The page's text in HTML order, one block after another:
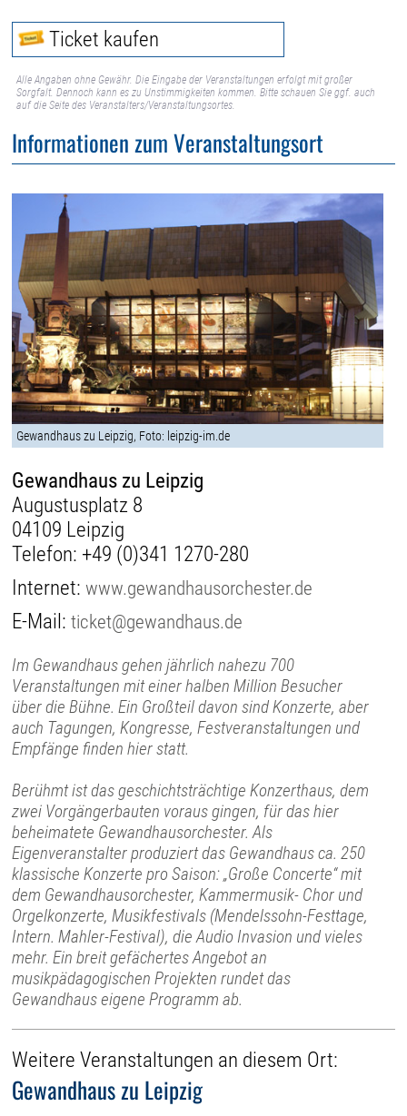
Ticket kaufen
Alle Angaben ohne Gewähr. Die Eingabe der Veranstaltungen erfolgt mit großer
Sorgfalt. Dennoch kann es zu Unstimmigkeiten kommen. Bitte schauen Sie ggf. auch
auf die Seite des Veranstalters/Veranstaltungsortes.
Informationen zum Veranstaltungsort
Gewandhaus zu Leipzig, Foto: leipzig-im.de
Gewandhaus zu Leipzig
Augustusplatz 8
04109 Leipzig
Telefon: +49 (0)341 1270-280
Internet:www.gewandhausorchester.de
E-Mail:ticket@gewandhaus.de
Im Gewandhaus gehen jährlich nahezu 700
Veranstaltungen mit einer halben Million Besucher
über die Bühne. Ein Großteil davon sind Konzerte, aber
auch Tagungen, Kongresse, Festveranstaltungen und
Empfänge finden hier statt.
Berühmt ist das geschichtsträchtige Konzerthaus, dem
zwei Vorgängerbauten voraus gingen, für das hier
beheimatete Gewandhausorchester. Als
Eigenveranstalter produziert das Gewandhaus ca. 250
klassische Konzerte pro Saison: „Große Concerte“ mit
dem Gewandhausorchester, Kammermusik- Chor und
Orgelkonzerte, Musikfestivals (Mendelssohn-Festtage,
Intern. Mahler-Festival), die Audio Invasion und vieles
mehr. Ein breit gefächertes Angebot an
musikpädagogischen Projekten rundet das
Gewandhaus eigene Programm ab.
Weitere Veranstaltungen an diesem Ort:
Gewandhaus zu Leipzig